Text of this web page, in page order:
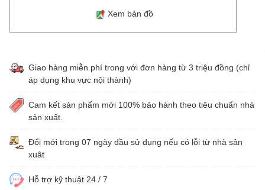
Xem bản đồ
Giao hàng miễn phí trong với đơn hàng từ 3 triệu đồng (chỉ
áp dụng khu vực nội thành)
Cam kết sản phẩm mới 100% bảo hành theo tiêu chuẩn nhà
sản xuất.
Đổi mới trong 07 ngày đầu sử dụng nếu có lỗi từ nhà sản
xuât
Hỗ trợ kỹ thuật 24 / 7